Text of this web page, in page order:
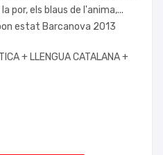
por, els blaus de l'anima,...
estat Barcanova 2013
+ LLENGUA CATALANA +